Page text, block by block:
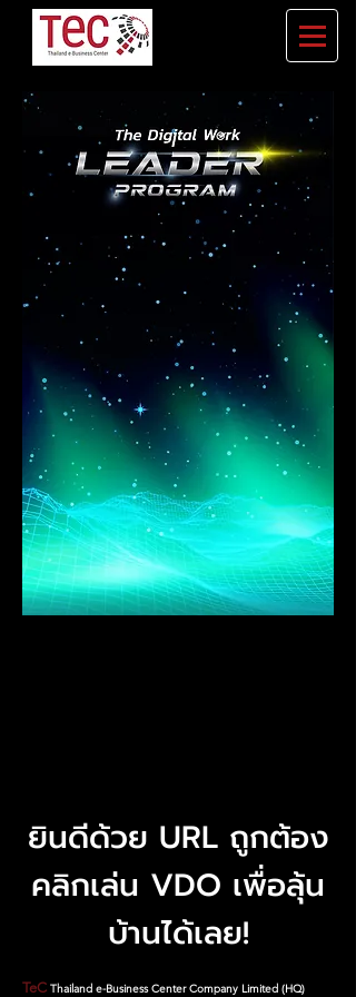
ยินดีด้วย URL ถูกต้อง
คลิกเล่น VDO เพื่อลุ้น
บ้านได้เลย!
TeC Thailand e-Business Center Company Limited (HQ)